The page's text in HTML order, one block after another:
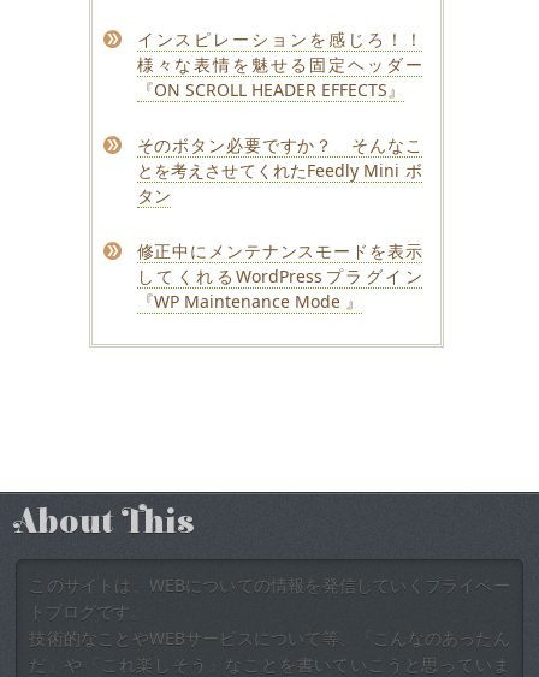
インスピレーションを感じろ！！
様々な表情を魅せる固定ヘッダー
『ON SCROLL HEADER EFFECTS』
そのボタン必要ですか？ そんなこ
とを考えさせてくれたFeedly Mini ボ
タン
修正中にメンテナンスモードを表示
してくれるWordPressプラグイン
『WP Maintenance Mode 』
About This
このサイトは、WEBについての情報を発信していくプライベー
トブログです。
技術的なことやWEBサービスについて等、『こんなのあったん
だ』や『これ楽しそう』なことを書いていこうと思っていま